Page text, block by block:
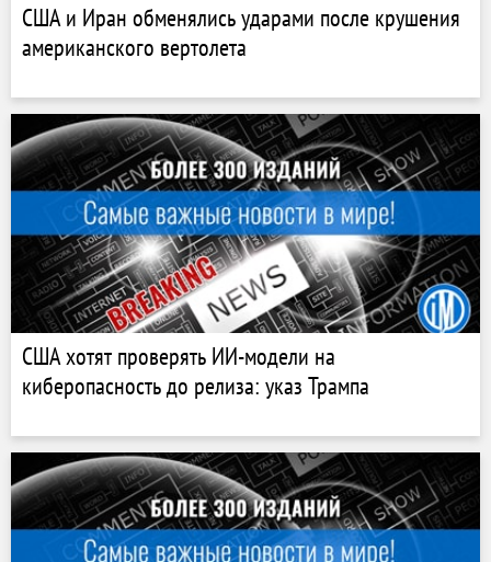
США и Иран обменялись ударами после крушения
американского вертолета
США хотят проверять ИИ-модели на
киберопасность до релиза: указ Трампа